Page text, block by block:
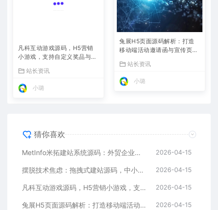
凡科互动游戏源码，H5营销
小游戏，支持自定义奖品与分
站长资讯
小璐
兔展H5页面源码解析：打造
移动端活动邀请函与宣传页的
站长资讯
小璐
猜你喜欢
MetInfo米拓建站系统源码：外贸企业官网的高性价比之选，内置SEO省心落地 2026-04-15
摆脱技术焦虑：拖拽式建站源码，中小企业的数字化捷径 2026-04-15
凡科互动游戏源码，H5营销小游戏，支持自定义奖品与分享 2026-04-15
兔展H5页面源码解析：打造移动端活动邀请函与宣传页的利器 2026-04-15